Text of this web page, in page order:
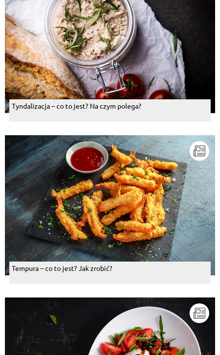
Tyndalizacja – co to jest? Na czym polega?
Tempura – co to jest? Jak zrobić?